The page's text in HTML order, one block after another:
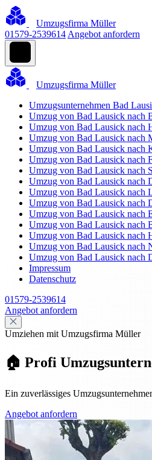
Umzugsfirma Müller
01579-2539614 Angebot anfordern
Umzugsfirma Müller
Umzugsunternehmen Bad
Umzug von Bad Lausick nach
Umzug von Bad Lausick nach
Umzug von Bad Lausick nach
Umzug von Bad Lausick nach
Umzug von Bad Lausick nach
Umzug von Bad Lausick nach
Umzug von Bad Lausick nach
Umzug von Bad Lausick nach
Umzug von Bad Lausick nach
Umzug von Bad Lausick nach
Umzug von Bad Lausick nach
Umzug von Bad Lausick nach
Umzug von Bad Lausick nach
Umzug von Bad Lausick nach
Impressum
Datenschutz
01579-2539614
Angebot anfordern
Umziehen mit Umzugsfirma Müller
🏠 Profi
Ein zuverlässiges
Angebot anfordern